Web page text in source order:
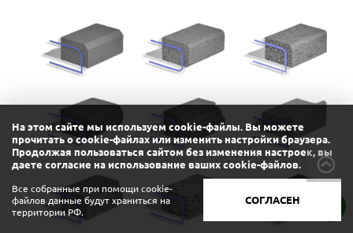
На этом сайте мы используем cookie-файлы. Вы можете
прочитать о cookie-файлах или изменить настройки браузера.
Продолжая пользоваться сайтом без изменения настроек, вы
даете согласие на использование ваших cookie-файлов.
Все собранные при помощи cookie-
файлов данные будут храниться на
территории РФ.
СОГЛАСЕН